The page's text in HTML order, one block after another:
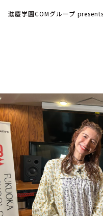
イベント・グッズ
YouTube
会社情報
滋慶学園COMグループ